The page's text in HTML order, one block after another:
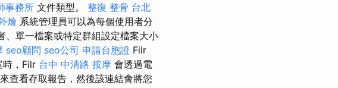
事務所 文件類型。 整復 整骨 台北
燴 系統管理員可以為每個使用者分
、單一檔案或特定群組設定檔案大小
seo顧問 seo公司 申請台胞證 Filr
時，Filr 台中 中清路 按摩 會透過電
查看存取報告，然後該連結會將您